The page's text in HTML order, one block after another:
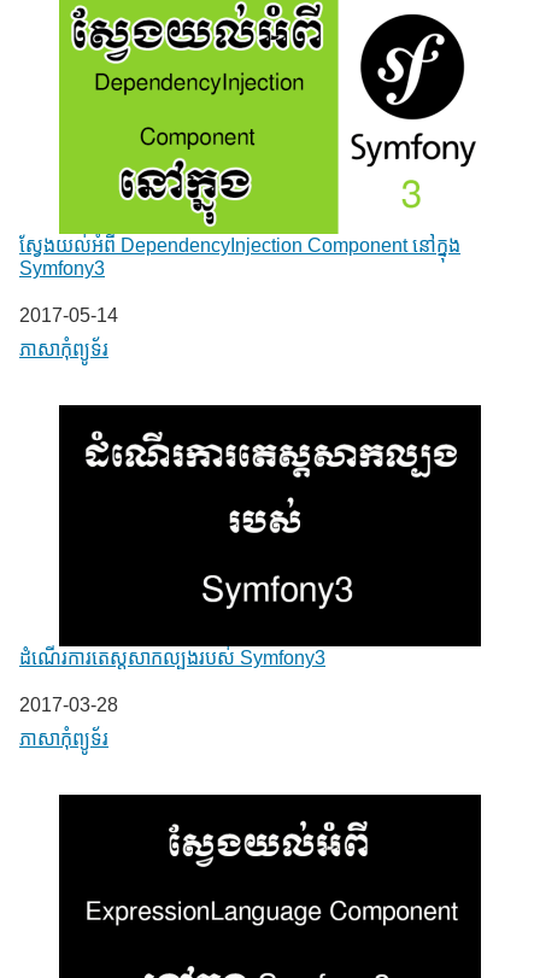
ស្វែងយល់អំពី DependencyInjection Component នៅក្នុង
Symfony3
Date
2017-05-14
In relation to
ភាសា​កុំព្យូទ័រ
ដំណើរការតេស្តសាកល្បងរបស់ Symfony3
Date
2017-03-28
In relation to
ភាសា​កុំព្យូទ័រ